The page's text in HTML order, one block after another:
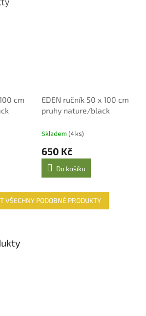
cm
EDEN ručník 50 x 100 cm
pruhy nature/black
Skladem (4 ks)
650 Kč
Do košíku
VŠECHNY PODOBNÉ PRODUKTY